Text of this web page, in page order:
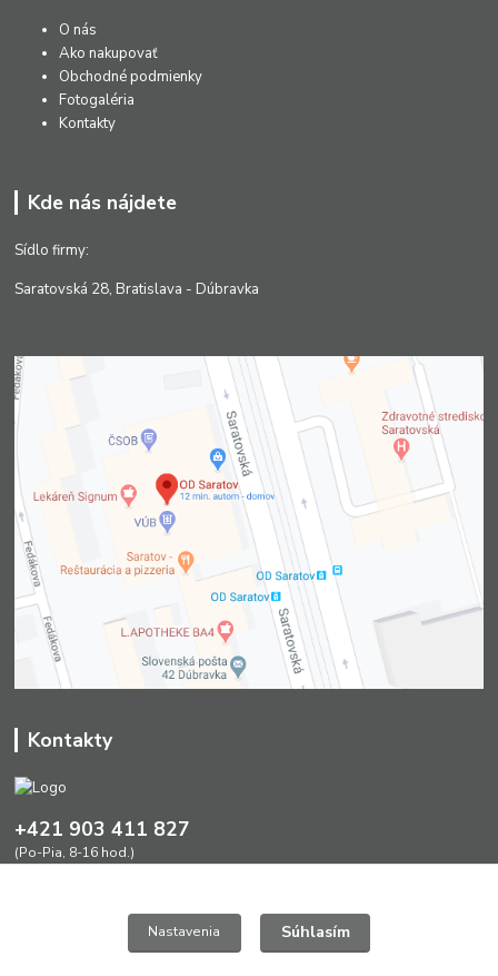
O nás
Ako nakupovať
Obchodné podmienky
Fotogaléria
Kontakty
Kde nás nájdete
Sídlo firmy:
Saratovská 28, Bratislava - Dúbravka
Kontakty
+421 903 411 827
(Po-Pia, 8-16 hod.)
Nastavenia Súhlasím